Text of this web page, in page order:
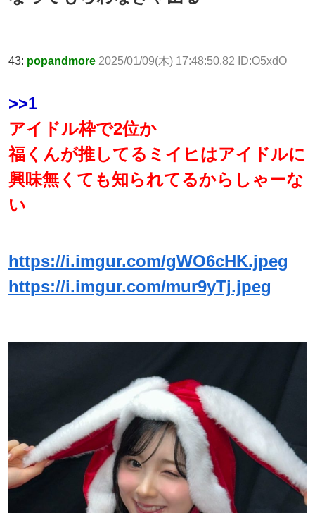
43: popandmore 2025/01/09(木) 17:48:50.82 ID:O5xdO
>>1
アイドル枠で2位か
福くんが推してるミイヒはアイドルに
興味無くても知られてるからしゃーな
い
https://i.imgur.com/gWO6cHK.jpeg
https://i.imgur.com/mur9yTj.jpeg